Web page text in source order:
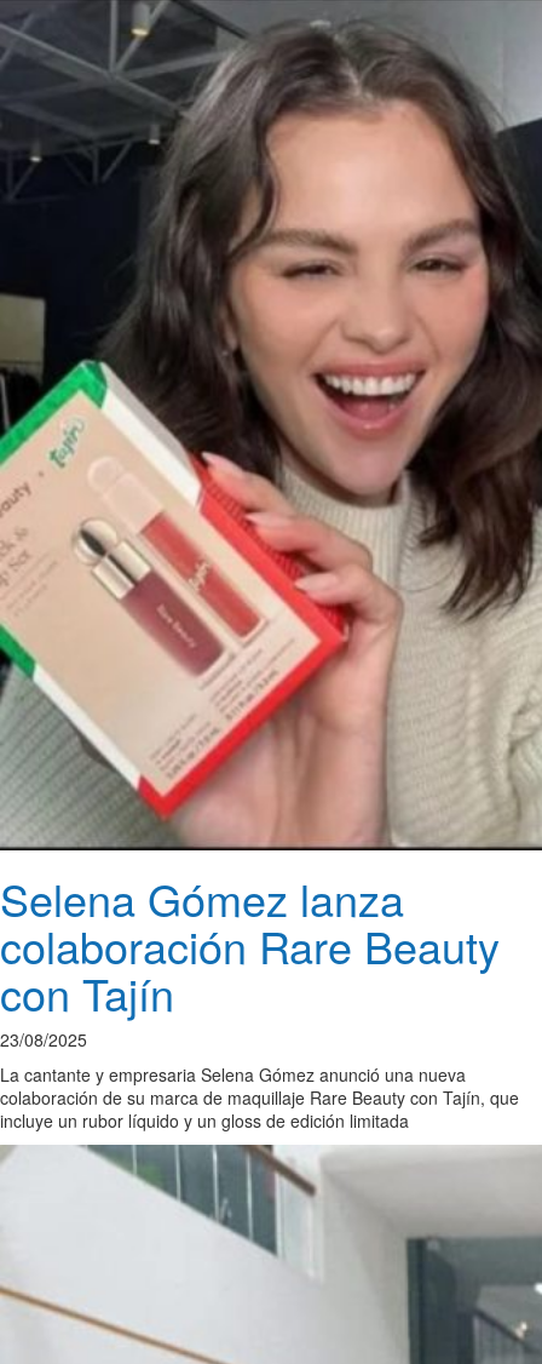
Selena Gómez lanza
colaboración Rare Beauty
con Tajín
23/08/2025
La cantante y empresaria Selena Gómez anunció una nueva
colaboración de su marca de maquillaje Rare Beauty con Tajín, que
incluye un rubor líquido y un gloss de edición limitada